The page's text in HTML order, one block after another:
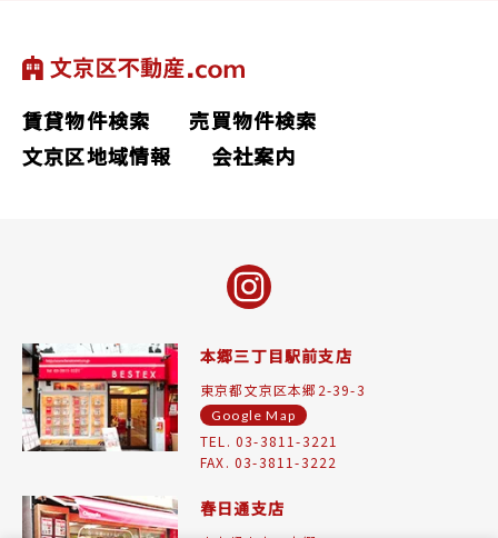
賃貸物件検索
売買物件検索
文京区地域情報
会社案内
本郷三丁目駅前支店
東京都文京区本郷2-39-3
Google Map
TEL. 03-3811-3221
FAX. 03-3811-3222
春日通支店